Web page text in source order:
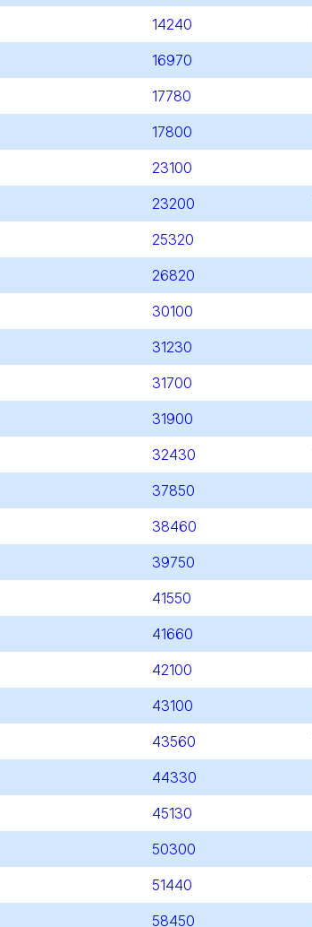
14240
16970
17780
17800
23100
23200
25320
26820
30100
31230
31700
31900
32430
37850
38460
39750
41550
41660
42100
43100
43560
44330
45130
50300
51440
58450